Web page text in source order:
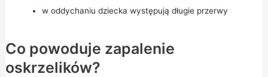
w oddychaniu dziecka występują długie przerwy
Co powoduje zapalenie
oskrzelików?